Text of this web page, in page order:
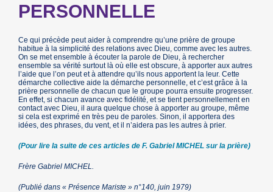
PERSONNELLE
Ce qui précède peut aider à comprendre qu’une prière de groupe
habitue à la simplicité des relations avec Dieu, comme avec les autres.
On se met ensemble à écouter la parole de Dieu, à rechercher
ensemble sa vérité surtout là où elle est obscure, à apporter aux autres
l’aide que l’on peut et à attendre qu’ils nous apportent la leur. Cette
démarche collective aide la démarche personnelle, et c’est grâce à la
prière personnelle de chacun que le groupe pourra ensuite progresser.
En effet, si chacun avance avec fidélité, et se tient personnellement en
contact avec Dieu, il aura quelque chose à apporter au groupe, même
si cela est exprimé en très peu de paroles. Sinon, il apportera des
idées, des phrases, du vent, et il n’aidera pas les autres à prier.
(Pour lire la suite de ces articles de F. Gabriel MICHEL sur la prière)
Frère Gabriel MICHEL.
(Publié dans « Présence Mariste » n°140, juin 1979)